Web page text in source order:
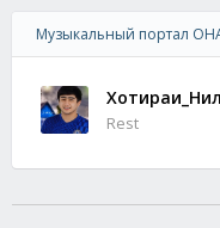
Музыкальный портал
Rest